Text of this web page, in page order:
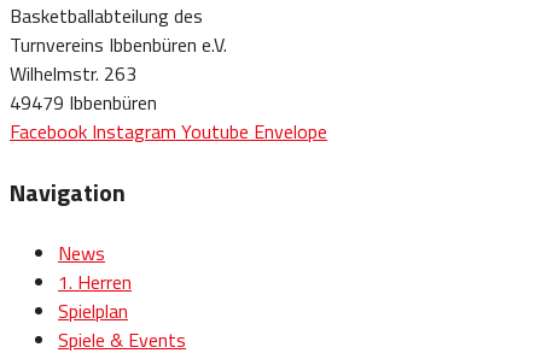
Basketballabteilung des
Turnvereins Ibbenbüren e.V.
Wilhelmstr. 263
49479 Ibbenbüren
Facebook Instagram Youtube Envelope
Navigation
News
1. Herren
Spielplan
Spiele & Events